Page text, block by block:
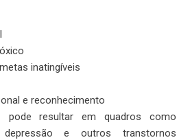
inatingíveis
e reconhecimento
pode resultar em quadros como
depressão e outros transtornos